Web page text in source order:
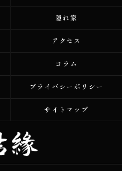
隠れ家
アクセス
コラム
プライバシーポリシー
サイトマップ